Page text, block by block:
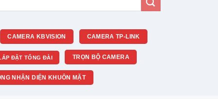
CAMERA KBVISION CAMERA TP-LINK
ĐẶT TỔNG ĐÀI TRỌN BỘ CAMERA
NHẬN DIỆN KHUÔN MẶT